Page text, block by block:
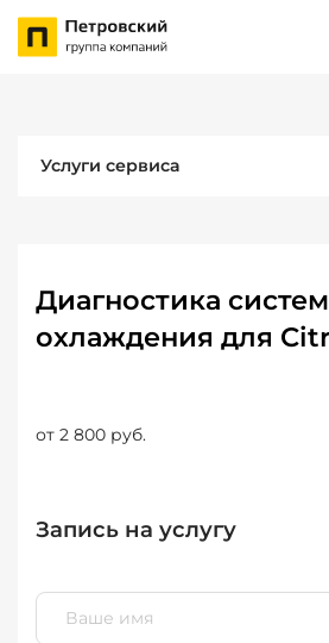
Услуги сервиса
Диагностика
охлаждения для
от 2 800 руб.
Запись на услугу